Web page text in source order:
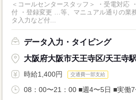
＜コールセンタースタッフ＞ ・受電対応
付 ・登録変更 …等、マニュアル通りの業務なので
タ入力など付...
データ入力・タイピング
大阪府大阪市天王寺区/天王寺
時給1,400円 交通費一部支給
08：00〜21：00 ■週4〜5日 ■実働